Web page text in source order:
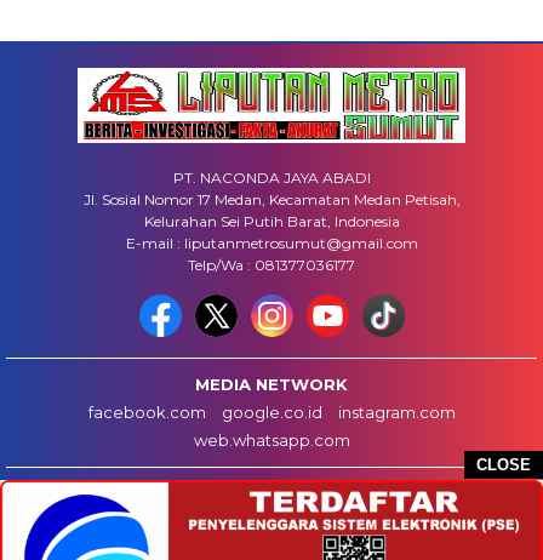
CLOSE
PT. NACONDA JAYA ABADI
Jl. Sosial Nomor 17 Medan, Kecamatan Medan Petisah,
Kelurahan Sei Putih Barat, Indonesia
E-mail : liputanmetrosumut@gmail.com
Telp/Wa : 081377036177
MEDIA NETWORK
facebook.com
google.co.id
instagram.com
web.whatsapp.com
HOME INFO IKLAN
DISCLAIMER
HUBUNGI KAMI
REDAKSI